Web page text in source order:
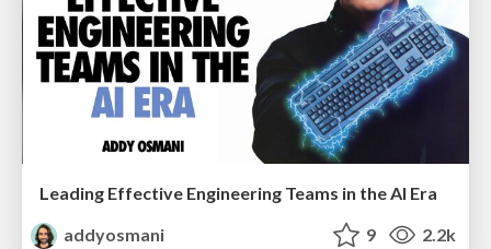
Leading Effective Engineering Teams in the AI Era
addyosmani
9 2.2k